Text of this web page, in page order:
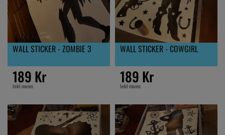
WALL STICKER - ZOMBIE 3
189 Kr
Inkl moms
WALL STICKER - COWGIRL
189 Kr
Inkl moms